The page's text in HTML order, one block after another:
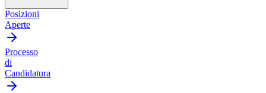
Posizioni
Aperte
Processo
di
Candidatura